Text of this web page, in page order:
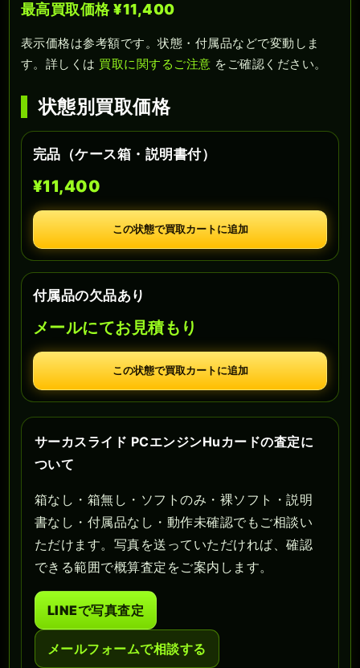
最高買取価格 ¥11,400
表示価格は参考額です。状態・付属品などで変動しま
す。詳しくは 買取に関するご注意 をご確認ください。
状態別買取価格
完品（ケース箱・説明書付）
¥11,400
この状態で買取カートに追加
付属品の欠品あり
メールにてお見積もり
この状態で買取カートに追加
サーカスライド PCエンジンHuカードの査定に
ついて
箱なし・箱無し・ソフトのみ・裸ソフト・説明
書なし・付属品なし・動作未確認でもご相談い
ただけます。写真を送っていただければ、確認
できる範囲で概算査定をご案内します。
LINEで写真査定
メールフォームで相談する